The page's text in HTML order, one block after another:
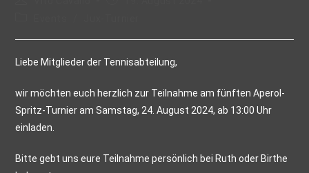
Liebe Mitglieder der Tennisabteilung,
wir möchten euch herzlich zur Teilnahme am fünften Aperol-
Spritz-Turnier am Samstag, 24. August 2024, ab 13:00 Uhr
einladen.
Bitte gebt uns eure Teilnahme persönlich bei Ruth oder Birthe